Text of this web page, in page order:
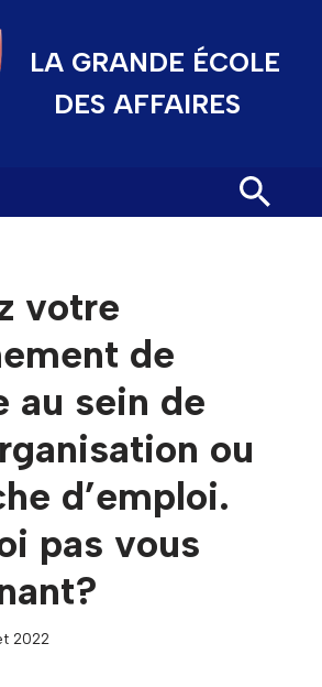
LA GRANDE ÉCOLE
DES AFFAIRES
votre
de
au sein de
ou
d’emploi.
pas vous
2022